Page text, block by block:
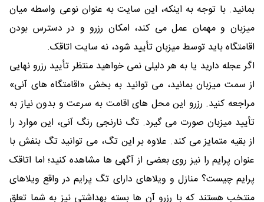
بمانید. با توجه به اینکه، این سایت به عنوان نوعی واسطه میان
میزبان و مهمان عمل می کند، امکان رزرو و در دسترس بودن
اقامتگاه باید توسط میزبان تأیید شود، نه سایت اتاقک.
اگر عجله دارید یا به هر دلیلی نمی خواهید منتظر تأیید رزرو نهایی
از سمت میزبان بمانید، می توانید به بخش «اقامتگاه های آنی»
مراجعه کنید. رزرو این محل های اقامت به سرعت و بدون نیاز به
تأیید میزبان صورت می گیرد. تگ نارنجی رنگ آنی، این موارد را
از بقیه متمایز می کند. علاوه بر این تگ، می توانید تگ بنفش با
عنوان پرایم را نیز روی بعضی از آگهی ها مشاهده کنید؛ اما اتاقک
پرایم چیست؟ منازل و ویلاهای دارای تگ پرایم در واقع ویلاهای
منتخب هستند که با رزرو آن ها بسته بهداشتی نیز به شما تعلق